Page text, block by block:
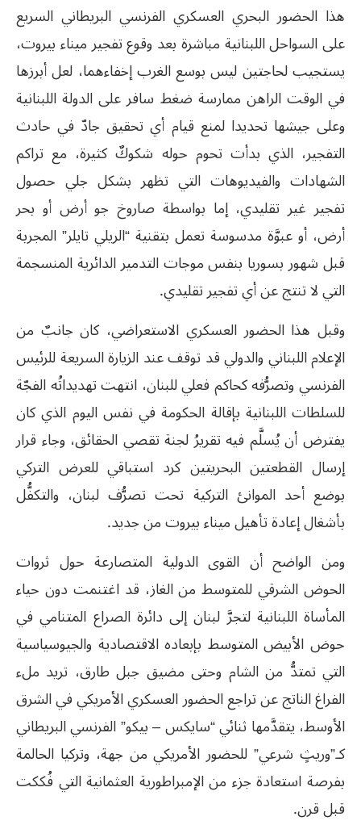
هذا الحضور البحري العسكري الفرنسي البريطاني السريع
على السواحل اللبنانية مباشرة بعد وقوع تفجير ميناء بيروت،
يستجيب لحاجتين ليس بوسع الغرب إخفاءهما، لعل أبرزها
في الوقت الراهن ممارسة ضغط سافر على الدولة اللبنانية
وعلى جيشها تحديدا لمنع قيام أي تحقيق جادّ في حادث
التفجير، الذي بدأت تحوم حوله شكوكٌ كثيرة، مع تراكم
الشهادات والفيديوهات التي تظهر بشكل جلي حصول
تفجير غير تقليدي، إما بواسطة صاروخ جو أرض أو بحر
أرض، أو عبوَّة مدسوسة تعمل بتقنية “الريلي تايلر” المجربة
قبل شهور بسوريا بنفس موجات التدمير الدائرية المنسجمة
التي لا تنتج عن أي تفجير تقليدي.
وقبل هذا الحضور العسكري الاستعراضي، كان جانبٌ من
الإعلام اللبناني والدولي قد توقف عند الزيارة السريعة للرئيس
الفرنسي وتصرُّفه كحاكم فعلي للبنان، انتهت تهديداتُه الفجّة
للسلطات اللبنانية بإقالة الحكومة في نفس اليوم الذي كان
يفترض أن يُسلَّم فيه تقريرُ لجنة تقصي الحقائق، وجاء قرار
إرسال القطعتين البحريتين كرد استباقي للعرض التركي
بوضع أحد الموانئ التركية تحت تصرُّف لبنان، والتكفُّل
بأشغال إعادة تأهيل ميناء بيروت من جديد.
ومن الواضح أن القوى الدولية المتصارعة حول ثروات
الحوض الشرقي للمتوسط من الغاز، قد اغتنمت دون حياء
المأساة اللبنانية لتجرَّ لبنان إلى دائرة الصراع المتنامي في
حوض الأبيض المتوسط بإبعاده الاقتصادية والجيوسياسية
التي تمتدُّ من الشام وحتى مضيق جبل طارق، تريد ملء
الفراغ الناتج عن تراجع الحضور العسكري الأمريكي في الشرق
الأوسط، يتقدَّمها ثنائي “سايكس – بيكو” الفرنسي البريطاني
كـ”وريثٍ شرعي” للحضور الأمريكي من جهة، وتركيا الحالمة
بفرصة استعادة جزء من الإمبراطورية العثمانية التي فُككت
قبل قرن.